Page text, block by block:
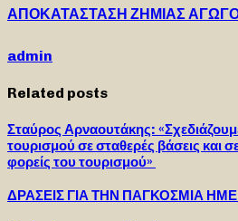
ΑΠΟΚΑΤΑΣΤΑΣΗ ΖΗΜΙΑΣ
admin
Related posts
Σταύρος Αρναουτάκης:
τουρισμού σε σταθερές βάσεις και
φορείς του τουρισμού»
ΔΡΑΣΕΙΣ ΓΙΑ ΤΗΝ ΠΑΓΚΟΣΜΙΑ